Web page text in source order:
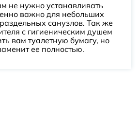
не нужно устанавливать
важно для небольших
санузлов. Так же
с гигиеническим душем
вам туалетную бумагу, но
ее полностью.